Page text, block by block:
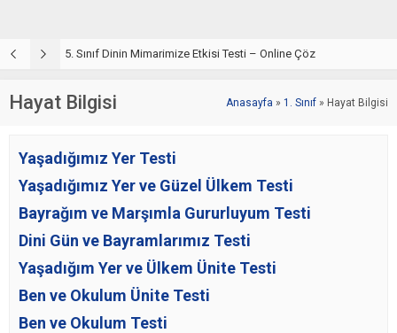
5. Sınıf Dinin Mimarimize Etkisi Testi – Online Çöz
Hayat Bilgisi Anasayfa » 1. Sınıf » Hayat Bilgisi
Yaşadığımız Yer Testi
Yaşadığımız Yer ve Güzel Ülkem Testi
Bayrağım ve Marşımla Gururluyum Testi
Dini Gün ve Bayramlarımız Testi
Yaşadığım Yer ve Ülkem Ünite Testi
Ben ve Okulum Ünite Testi
Ben ve Okulum Testi